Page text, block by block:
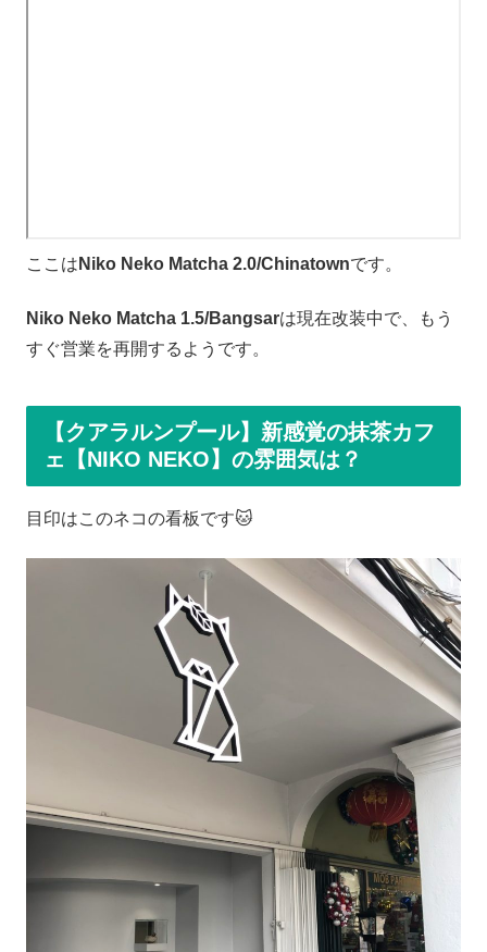
ここは Niko Neko Matcha 2.0/Chinatownです。
Niko Neko Matcha 1.5/Bangsarは現在改装中で、もう
すぐ営業を再開するようです。
【クアラルンプール】新感覚の抹茶カフ
ェ【NIKO NEKO】の雰囲気は？
目印はこのネコの看板です🐱